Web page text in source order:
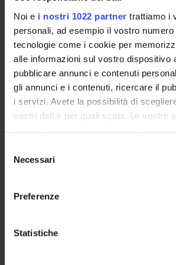
Noi e i nostri 1022 partner trattiamo i
personali, ad esempio il vostro
tecnologie come i cookie per
alle informazioni sul vostro dispositivo
pubblicare annunci e contenuti
gli annunci e i contenuti, ricercare il
i servizi. Avete la possibilità di
vostri dati e per quali scopi. Le vostre
privacy sono applicabili solo su questa
modificare o revocare il proprio
momento dalla Dichiarazione sui
raccogliere informazioni sulla
geografica, con
delNecessari
Preferenze
Statistiche
Exam calendar
Notices
Thesis and internship proposals
Governing bodies
Faculty staff
STUDYING
PHD PROGRAMMES AND
TRAINING
Contacts
Places